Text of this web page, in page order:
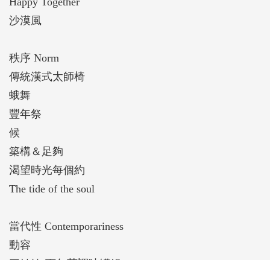
沙漠風
秩序 Norm
傳統漢式太師椅
蛾舞
豐年祭
候
築構＆足夠
渴望時光每個約
The tide of the soul
當代性 Contemporariness
動容